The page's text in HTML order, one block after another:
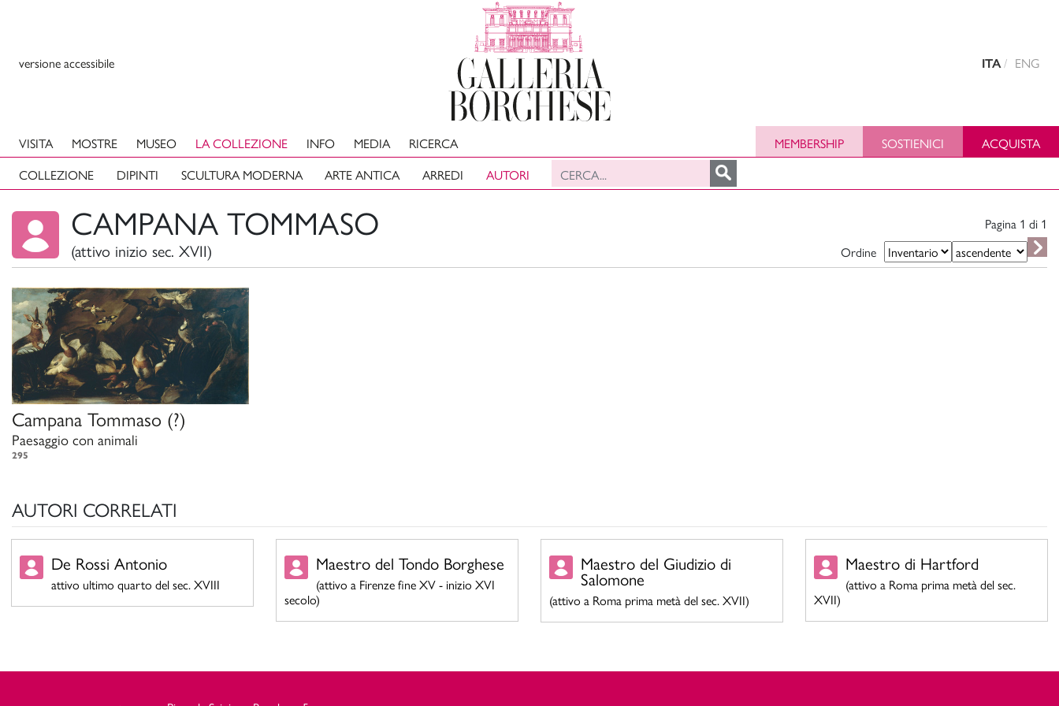
versione accessibile ITA ENG
VISITA MOSTRE MUSEO
LA COLLEZIONE
COLLEZIONE
DIPINTI SCULTURA MODERNA ARTE ANTICA ARREDI AUTORI
INFO MEDIA RICERCA MEMBERSHIP SOSTIENICI ACQUISTA
CAMPANA TOMMASO
(attivo inizio sec. XVII)
Pagina 1 di 1
Ordine
Campana Tommaso (?)
Paesaggio con animali
295
AUTORI CORRELATI
De Rossi Antonio
attivo ultimo quarto del sec. XVIII
Maestro del Tondo Borghese
(attivo a Firenze fine XV - inizio XVI
secolo)
Maestro del Giudizio di
Salomone
(attivo a Roma prima metà del sec. XVII)
Maestro di Hartford
(attivo a Roma prima metà del sec.
XVII)